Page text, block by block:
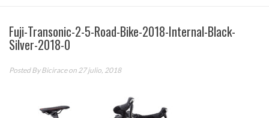
Fuji-Transonic-2-5-Road-Bike-2018-Internal-Black-
Silver-2018-0
Posted ByBiciraceon 27 julio, 2018